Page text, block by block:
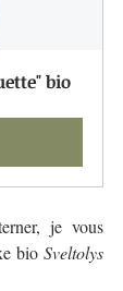
bio
je vous
bio